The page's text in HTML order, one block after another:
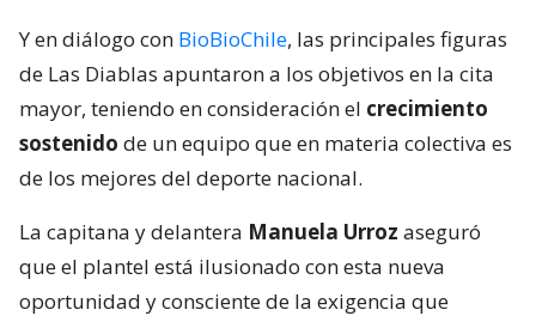
Y en diálogo con BioBioChile, las principales figuras
de Las Diablas apuntaron a los objetivos en la cita
mayor, teniendo en consideración el crecimiento
sostenido de un equipo que en materia colectiva es
de los mejores del deporte nacional.
La capitana y delantera Manuela Urroz aseguró
que el plantel está ilusionado con esta nueva
oportunidad y consciente de la exigencia que